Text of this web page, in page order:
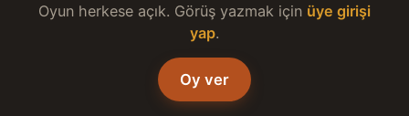
Oyun herkese açık. Görüş yazmak için üye girişi
yap.
Oy ver